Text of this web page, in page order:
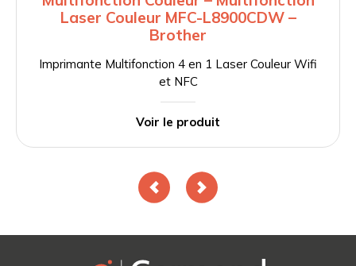
Laser Couleur MFC-L8900CDW –
Brother
Imprimante Multifonction 4 en 1 Laser Couleur Wifi
et NFC
Voir le produit